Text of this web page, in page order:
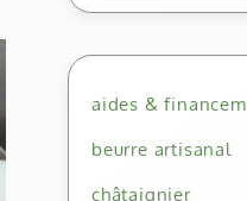
aides &
beurre artisanal
châtaignier